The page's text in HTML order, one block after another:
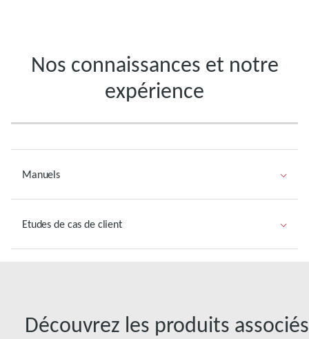
Nos connaissances et notre
expérience
Manuels
Etudes de cas de client
Découvrez les produits associés